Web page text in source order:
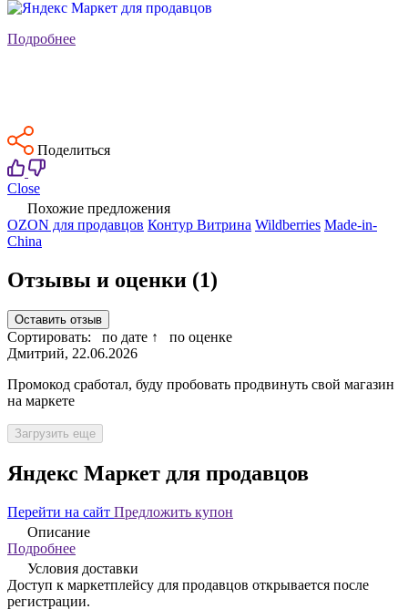
Подробнее
Поделиться
Close
Похожие предложения
OZON для продавцов Контур Витрина Wildberries Made-in-
China
Отзывы и оценки (1)
Оставить отзыв
Сортировать: по дате ↑
по оценке
Дмитрий, 22.06.2026
Промокод сработал, буду пробовать продвинуть свой магазин
на маркете
Загрузить еще
Яндекс Маркет для продавцов
Перейти на сайт Предложить купон
Описание
Подробнее
Условия доставки
Доступ к маркетплейсу для продавцов открывается после
регистрации.